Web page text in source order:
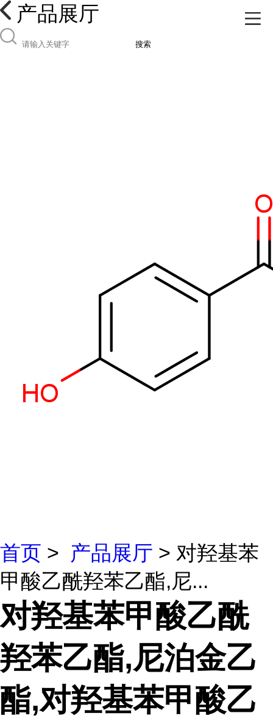
产品展厅
搜索
首页 > 产品展厅 > 对羟基苯
甲酸乙酰羟苯乙酯,尼...
对羟基苯甲酸乙酰
羟苯乙酯,尼泊金乙
酯,对羟基苯甲酸乙